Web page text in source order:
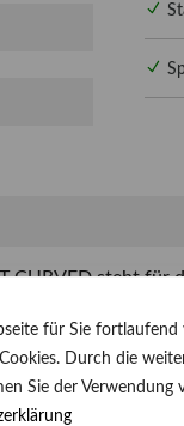
für Sie fortlaufend
Durch die
Sie der Verwendung
CURVED steht
von Novoline,
bieten